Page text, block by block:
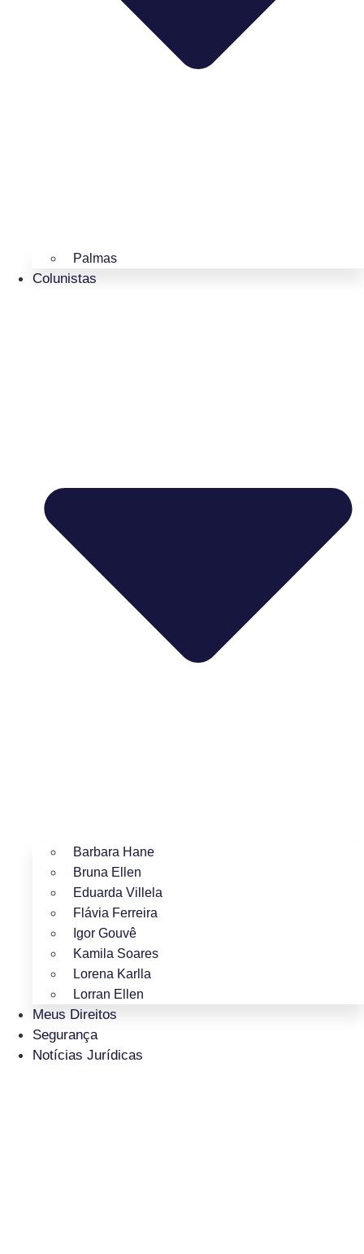
Palmas
Colunistas
Barbara Hane
Bruna Ellen
Eduarda Villela
Flávia Ferreira
Igor Gouvê
Kamila Soares
Lorena Karlla
Lorran Ellen
Meus Direitos
Segurança
Notícias Jurídicas